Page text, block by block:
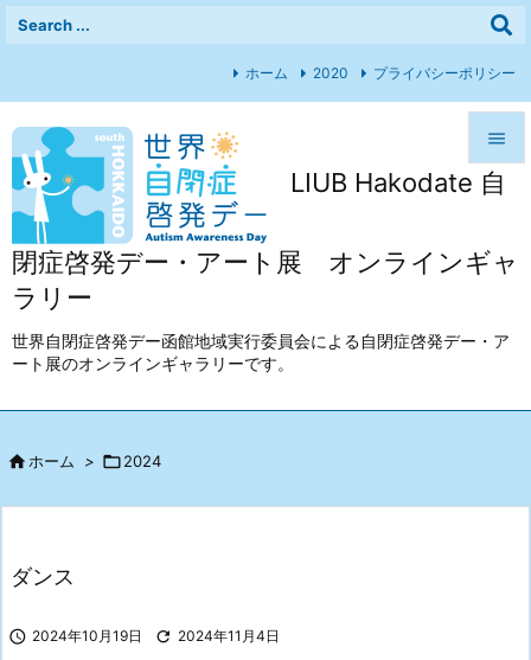
LIUB Hakodate 自
閉症啓発デー・アート展 オンラインギャ
ラリー
世界自閉症啓発デー函館地域実行委員会による自閉症啓発デー・ア
ート展のオンラインギャラリーです。



前へ
次へ
ホーム 2020 プライバシーポリシー
ホーム > 2024
ダンス
 2024年10月19日  2024年11月4日